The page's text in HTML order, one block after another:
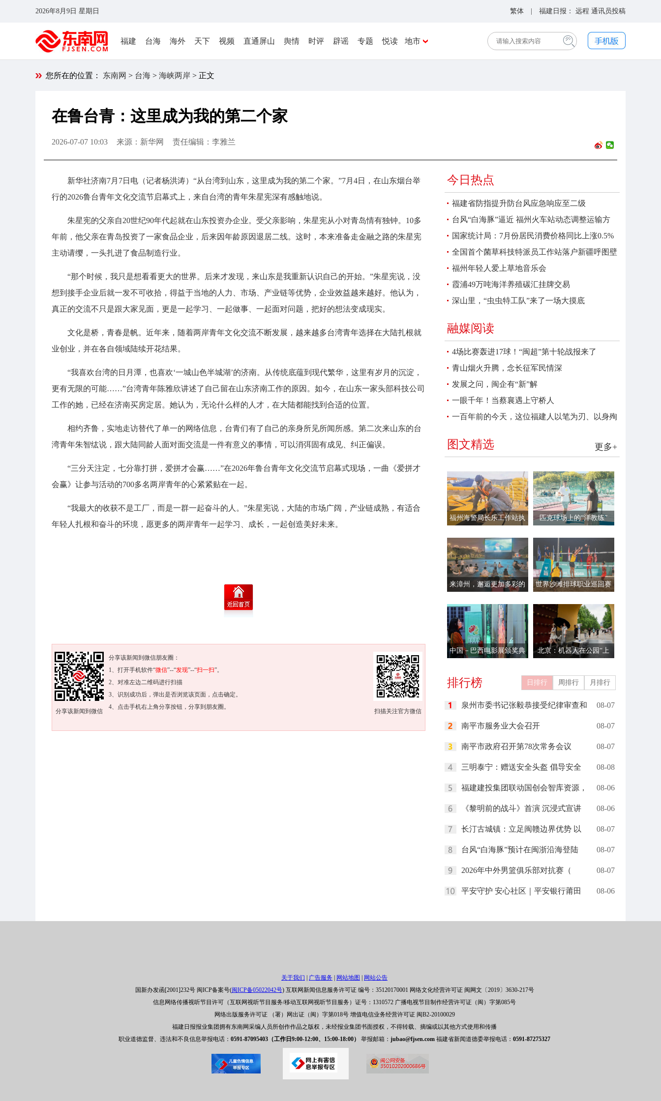
2026年8月9日 星期日 繁体 | 福建日报： 远程 通讯员投稿
福建 台海 海外 天下 视频 直通屏山 舆情 时评 辟谣 专题 悦读 地市
您所在的位置： 东南网 > 台海 > 海峡两岸 > 正文
在鲁台青：这里成为我的第二个家
2026-07-07 10:03 来源：新华网 责任编辑：李雅兰
新华社济南7月7日电（记者杨洪涛）“从台湾到山东，这里成为我的第二个家。”7月4日，在山东烟台举
行的2026鲁台青年文化交流节启幕式上，来自台湾的青年朱星宪深有感触地说。
朱星宪的父亲自20世纪90年代起就在山东投资办企业。受父亲影响，朱星宪从小对青岛情有独钟。10多
年前，他父亲在青岛投资了一家食品企业，后来因年龄原因退居二线。这时，本来准备走金融之路的朱星宪
主动请缨，一头扎进了食品制造行业。
“那个时候，我只是想看看更大的世界。后来才发现，来山东是我重新认识自己的开始。”朱星宪说，没
想到接手企业后就一发不可收拾，得益于当地的人力、市场、产业链等优势，企业效益越来越好。他认为，
真正的交流不只是跟大家见面，更是一起学习、一起做事、一起面对问题，把好的想法变成现实。
文化是桥，青春是帆。近年来，随着两岸青年文化交流不断发展，越来越多台湾青年选择在大陆扎根就
业创业，并在各自领域陆续开花结果。
“我喜欢台湾的日月潭，也喜欢‘一城山色半城湖’的济南。从传统底蕴到现代繁华，这里有岁月的沉淀，
更有无限的可能……”台湾青年陈雅欣讲述了自己留在山东济南工作的原因。如今，在山东一家头部科技公司
工作的她，已经在济南买房定居。她认为，无论什么样的人才，在大陆都能找到合适的位置。
相约齐鲁，实地走访替代了单一的网络信息，台青们有了自己的亲身所见所闻所感。第二次来山东的台
湾青年朱智纮说，跟大陆同龄人面对面交流是一件有意义的事情，可以消弭固有成见、纠正偏误。
“三分天注定，七分靠打拼，爱拼才会赢……”在2026年鲁台青年文化交流节启幕式现场，一曲《爱拼才
会赢》让参与活动的700多名两岸青年的心紧紧贴在一起。
“我最大的收获不是工厂，而是一群一起奋斗的人。”朱星宪说，大陆的市场广阔，产业链成熟，有适合
年轻人扎根和奋斗的环境，愿更多的两岸青年一起学习、成长，一起创造美好未来。
扫描关注官方微信
分享该新闻到微信
分享该新闻到微信朋友圈：
1、打开手机软件“微信”--“发现”--“扫一扫”。
2、对准左边二维码进行扫描
3、识别成功后，弹出是否浏览该页面，点击确定。
4、点击手机右上角分享按钮，分享到朋友圈。
今日热点
福建省防指提升防台风应急响应至二级
台风“白海豚”逼近 福州火车站动态调整运输方
案
国家统计局：7月份居民消费价格同比上涨0.5%
全国首个菌草科技特派员工作站落户新疆呼图壁
福州年轻人爱上草地音乐会
霞浦49万吨海洋养殖碳汇挂牌交易
深山里，“虫虫特工队”来了一场大摸底
融媒阅读
4场比赛轰进17球！“闽超”第十轮战报来了
青山烟火升腾，念长征军民情深
发展之问，闽企有“新”解
一眼千年！当蔡襄遇上守桥人
一百年前的今天，这位福建人以笔为刃、以身殉
更多+
图文精选
福州海警局长乐工作站执
匹克球场上的“洋教练”
来漳州，邂逅更加多彩的
世界沙滩排球职业巡回赛
中国－巴西电影展颁奖典
北京：机器人在公园“上
排行榜 日排行 周排行 月排行
泉州市委书记张毅恭接受纪律审查和 08-07
南平市服务业大会召开 08-07
南平市政府召开第78次常务会议 08-07
三明泰宁：赠送安全头盔 倡导安全 08-08
福建建投集团联动国创会智库资源， 08-06
《黎明前的战斗》首演 沉浸式宣讲 08-06
长汀古城镇：立足闽赣边界优势 以 08-07
台风“白海豚”预计在闽浙沿海登陆 08-07
2026年中外男篮俱乐部对抗赛（ 08-07
平安守护 安心社区｜平安银行莆田 08-06